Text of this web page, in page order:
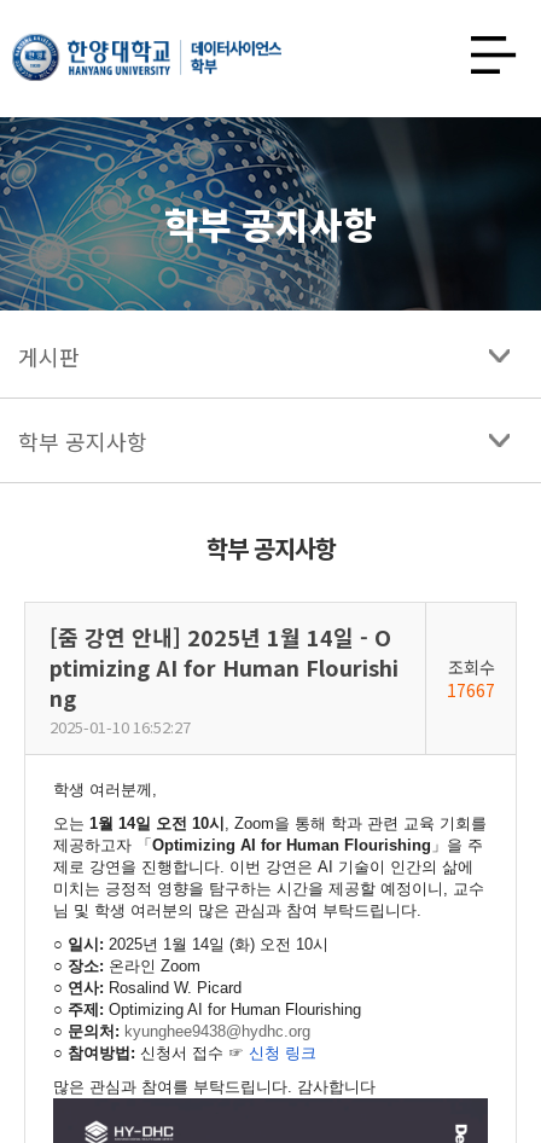
한양대학교
데이터사이언스학과
열기
학부 공지사항
게시판
학부 공지사항
학부 공지사항
[줌 강연 안내] 2025년 1월 14일 - O
ptimizing AI for Human Flourishi
ng
2025-01-10 16:52:27
조회수
17667
학생 여러분께,
오는 1월 14일 오전 10시 , Zoom을 통해 학과 관련 교육 기회를
제공하고자 「 Optimizing AI for Human Flourishing 」을 주
제로 강연을 진행합니다. 이번 강연은 AI 기술이 인간의 삶에
미치는 긍정적 영향을 탐구하는 시간을 제공할 예정이니, 교수
님 및 학생 여러분의 많은 관심과 참여 부탁드립니다.
○ 일시: 2025년 1월 14일 (화) 오전 10시
○ 장소: 온라인 Zoom
○ 연사: Rosalind W. Picard
○ 주제: Optimizing AI for Human Flourishing
○ 문의처: kyunghee9438@hydhc.org
○ 참여방법: 신청서 접수 ☞ 신청 링크
많은 관심과 참여를 부탁드립니다. 감사합니다